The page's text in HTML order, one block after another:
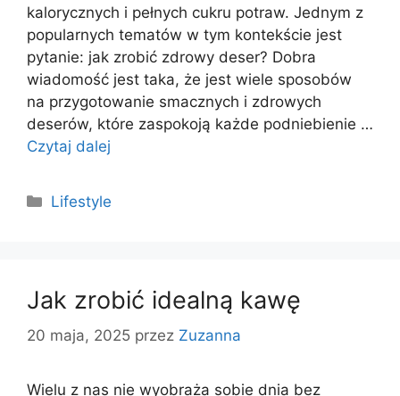
kalorycznych i pełnych cukru potraw. Jednym z
popularnych tematów w tym kontekście jest
pytanie: jak zrobić zdrowy deser? Dobra
wiadomość jest taka, że jest wiele sposobów
na przygotowanie smacznych i zdrowych
deserów, które zaspokoją każde podniebienie …
Czytaj dalej
Kategorie
Lifestyle
Jak zrobić idealną kawę
20 maja, 2025 przez Zuzanna
Wielu z nas nie wyobraża sobie dnia bez